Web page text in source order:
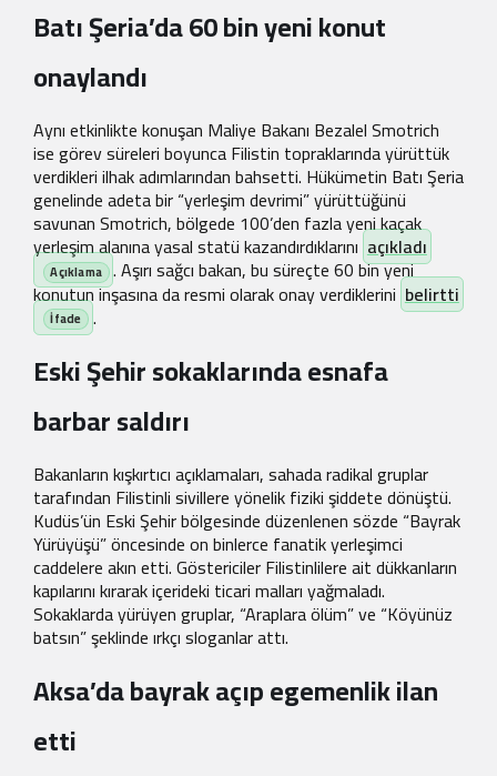
Batı Şeria’da 60 bin yeni konut
onaylandı
Aynı etkinlikte konuşan Maliye Bakanı Bezalel Smotrich
ise görev süreleri boyunca Filistin topraklarında yürüttük
verdikleri ilhak adımlarından bahsetti. Hükümetin Batı Şeria
genelinde adeta bir “yerleşim devrimi” yürüttüğünü
savunan Smotrich, bölgede 100’den fazla yeni kaçak
yerleşim alanına yasal statü kazandırdıklarını açıkladı
. Aşırı sağcı bakan, bu süreçte 60 bin yeni
konutun inşasına da resmi olarak onay verdiklerini belirtti
.
Eski Şehir sokaklarında esnafa
barbar saldırı
Bakanların kışkırtıcı açıklamaları, sahada radikal gruplar
tarafından Filistinli sivillere yönelik fiziki şiddete dönüştü.
Kudüs’ün Eski Şehir bölgesinde düzenlenen sözde “Bayrak
Yürüyüşü” öncesinde on binlerce fanatik yerleşimci
caddelere akın etti. Göstericiler Filistinlilere ait dükkanların
kapılarını kırarak içerideki ticari malları yağmaladı.
Sokaklarda yürüyen gruplar, “Araplara ölüm” ve “Köyünüz
batsın” şeklinde ırkçı sloganlar attı.
Aksa’da bayrak açıp egemenlik ilan
etti